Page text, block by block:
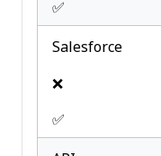
✅
Salesforce
❌
✅